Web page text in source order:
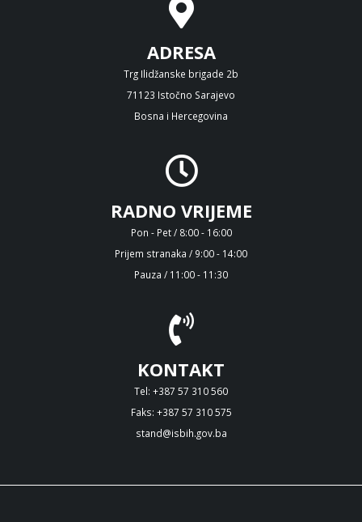
ADRESA
Trg Ilidžanske brigade 2b
71123 Istočno Sarajevo
Bosna i Hercegovina
RADNO VRIJEME
Pon - Pet / 8:00 - 16:00
Prijem stranaka / 9:00 - 14:00
Pauza / 11:00 - 11:30
KONTAKT
Tel: +387 57 310 560
Faks: +387 57 310 575
stand@isbih.gov.ba